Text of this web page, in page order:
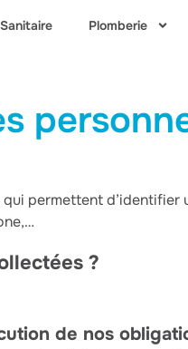
Sanitaire Plomberie
permettent d’identifier
?
de nos